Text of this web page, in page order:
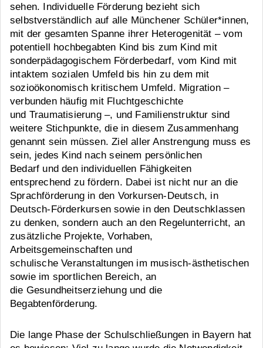
sehen. Individuelle Förderung bezieht sich
selbstverständlich auf alle Münchener Schüler*innen,
mit der gesamten Spanne ihrer Heterogenität – vom
potentiell hochbegabten Kind bis zum Kind mit
sonderpädagogischem Förderbedarf, vom Kind mit
intaktem sozialen Umfeld bis hin zu dem mit
sozioökonomisch kritischem Umfeld. Migration –
verbunden häufig mit Fluchtgeschichte
und Traumatisierung –, und Familienstruktur sind
weitere Stichpunkte, die in diesem Zusammenhang
genannt sein müssen. Ziel aller Anstrengung muss es
sein, jedes Kind nach seinem persönlichen
Bedarf und den individuellen Fähigkeiten
entsprechend zu fördern. Dabei ist nicht nur an die
Sprachförderung in den Vorkursen-Deutsch, in
Deutsch-Förderkursen sowie in den Deutschklassen
zu denken, sondern auch an den Regelunterricht, an
zusätzliche Projekte, Vorhaben,
Arbeitsgemeinschaften und
schulische Veranstaltungen im musisch-ästhetischen
sowie im sportlichen Bereich, an
die Gesundheitserziehung und die
Begabtenförderung.
Die lange Phase der Schulschließungen in Bayern hat